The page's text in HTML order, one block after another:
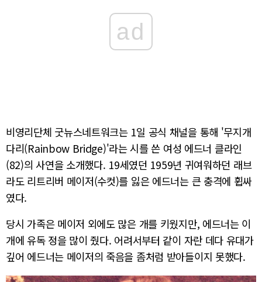
ad
비영리단체 굿뉴스네트워크는 1일 공식 채널을 통해 '무지개
다리(Rainbow Bridge)'라는 시를 쓴 여성 에드너 클라인
(82)의 사연을 소개했다. 19세였던 1959년 귀여워하던 래브
라도 리트리버 메이저(수컷)를 잃은 에드너는 큰 충격에 휩싸
였다.
당시 가족은 메이저 외에도 많은 개를 키웠지만, 에드너는 이
개에 유독 정을 많이 줬다. 어려서부터 같이 자란 데다 유대가
깊어 에드너는 메이저의 죽음을 좀처럼 받아들이지 못했다.